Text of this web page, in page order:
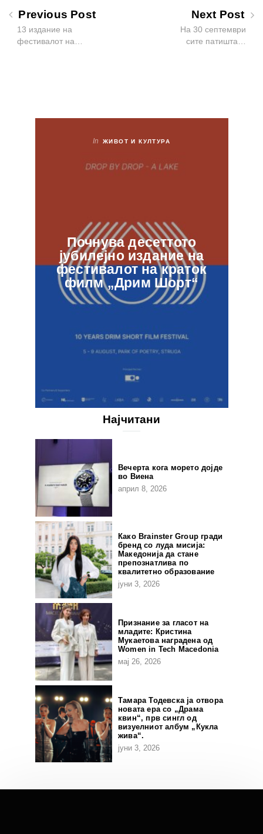
Previous Post
13 издание на
фестивалот на…
Next Post
На 30 септември
сите патишта…
In ЖИВОТ И КУЛТУРА
Почнува десеттото
јубилејно издание на
фестивалот на краток
филм „Дрим Шорт“
Најчитани
Вечерта кога морето дојде
во Виена
април 8, 2026
Како Brainster Group гради
бренд со луда мисија:
Македонија да стане
препознатлива по
квалитетно образование
јуни 3, 2026
Признание за гласот на
младите: Кристина
Мукаетова наградена од
Women in Tech Macedonia
мај 26, 2026
Тамара Тодевска ја отвора
новата ера со „Драма
квин“, прв сингл од
визуелниот албум „Кукла
жива“.
јуни 3, 2026